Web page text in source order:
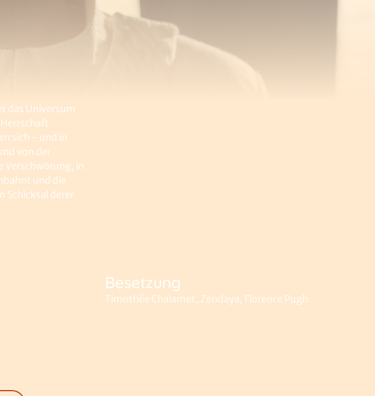
das Universum
sich - und in
von der
Verschwörung, in
und die
Schicksal derer
Besetzung
Timothée Chalamet, Zendaya, Florence Pugh